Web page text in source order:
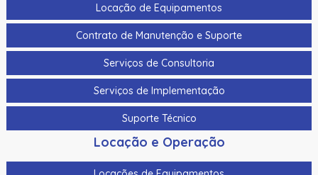
Cartao De Proximidade Rfid Hikvision Ds-K7M101-E0 Freq.
Em 125Khz Em Pvc
Cartao De Proximidade Rfid Hikvision Ds-Kem125 Em
Cartao De Proximidade Rfid Hikvision Fm11Rf08-M1 Mifare
13,56Mhz
Cartao De Proximidade Rfid Hikvision Frequencia Dupla
Mifare 13,56Mhz E Em 125Khz Em Pvc
Locação de Equipamentos
Contrato de Manutenção e Suporte
Serviços de Consultoria
Serviços de Implementação
Suporte Técnico
Locação e Operação